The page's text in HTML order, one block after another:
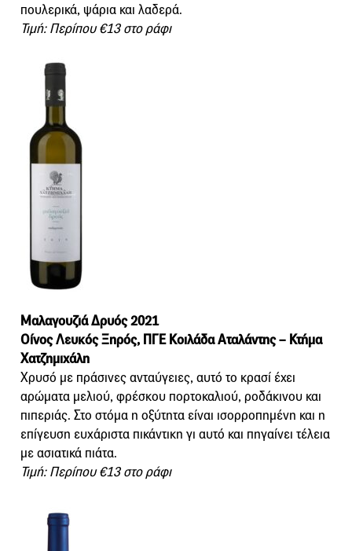
πουλερικά, ψάρια και λαδερά.
Τιμή: Περίπου €13 στο ράφι
Μαλαγουζιά Δρυός 2021
Οίνος Λευκός Ξηρός, ΠΓΕ Κοιλάδα Αταλάντης – Κτήμα
Χατζημιχάλη
Χρυσό με πράσινες ανταύγειες, αυτό το κρασί έχει
αρώματα μελιού, φρέσκου πορτοκαλιού, ροδάκινου και
πιπεριάς. Στο στόμα η οξύτητα είναι ισορροπημένη και η
επίγευση ευχάριστα πικάντικη γι αυτό και πηγαίνει τέλεια
με ασιατικά πιάτα.
Τιμή: Περίπου €13 στο ράφι